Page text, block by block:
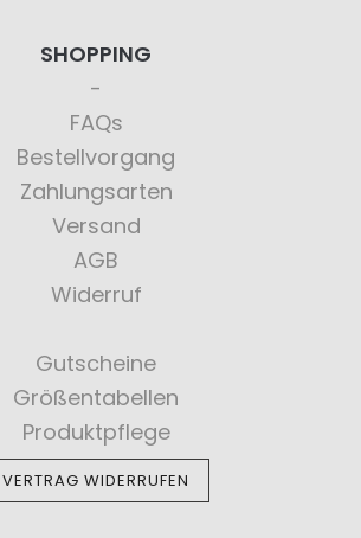
SHOPPING
FAQs
Bestellvorgang
Zahlungsarten
Versand
AGB
Widerruf
Gutscheine
Größentabellen
Produktpflege
VERTRAG WIDERRUFEN